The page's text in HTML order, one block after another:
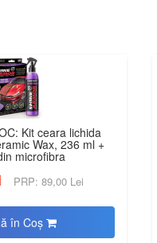
Kit ceara lichida
Wax, 236 ml +
microfibra
PRP: 89,00 Lei
în Coş